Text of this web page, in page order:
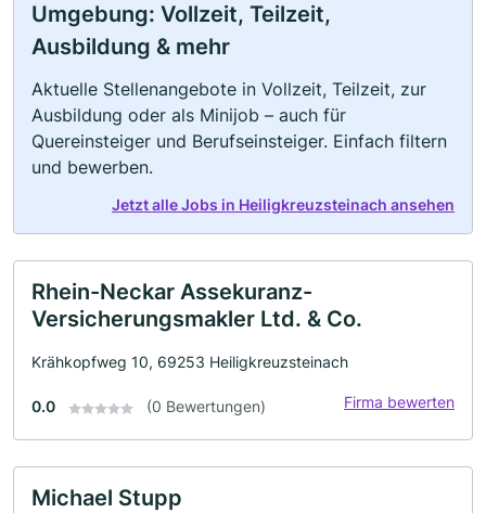
Umgebung: Vollzeit, Teilzeit,
Ausbildung & mehr
Aktuelle Stellenangebote in Vollzeit, Teilzeit, zur
Ausbildung oder als Minijob – auch für
Quereinsteiger und Berufseinsteiger. Einfach filtern
und bewerben.
Jetzt alle Jobs in Heiligkreuzsteinach ansehen
Rhein-Neckar Assekuranz-
Versicherungsmakler Ltd. & Co.
Krähkopfweg 10, 69253 Heiligkreuzsteinach
0.0 (0 Bewertungen) Firma bewerten
Michael Stupp